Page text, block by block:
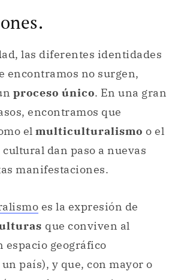
las diferentes identidades
encontramos no surgen,
proceso único. En una gran
encontramos que
el multiculturalismo o el
cultural dan paso a nuevas
manifestaciones.
es la expresión de
que conviven al
geográfico
país), y que, con mayor o